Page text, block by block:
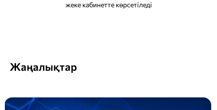
жеке кабинетте көрсетіледі
Жаңалықтар